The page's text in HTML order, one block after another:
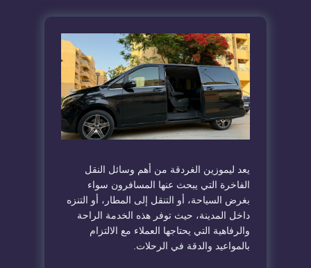
يعد ليموزين الغردقة من أهم وسائل النقل
الفاخرة التي يبحث عنها المسافرون سواء
بغرض السياحة، أو التنقل إلى المطار، أو التنزه
داخل المدينة، حيث توفر هذه الخدمة الراحة
والرفاهية التي يحتاجها العملاء مع الالتزام
بالمواعيد والدقة في الرحلات.